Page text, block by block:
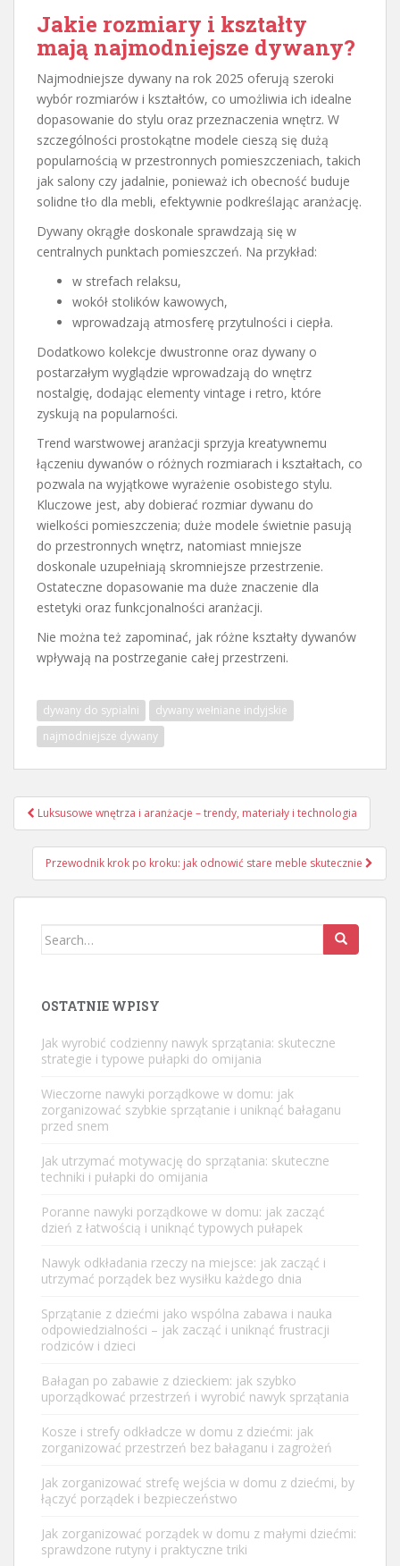
Jakie rozmiary i kształty
mają najmodniejsze dywany?
Najmodniejsze dywany na rok 2025 oferują szeroki
wybór rozmiarów i kształtów, co umożliwia ich idealne
dopasowanie do stylu oraz przeznaczenia wnętrz. W
szczególności prostokątne modele cieszą się dużą
popularnością w przestronnych pomieszczeniach, takich
jak salony czy jadalnie, ponieważ ich obecność buduje
solidne tło dla mebli, efektywnie podkreślając aranżację.
Dywany okrągłe doskonale sprawdzają się w
centralnych punktach pomieszczeń. Na przykład:
w strefach relaksu,
wokół stolików kawowych,
wprowadzają atmosferę przytulności i ciepła.
Dodatkowo kolekcje dwustronne oraz dywany o
postarzałym wyglądzie wprowadzają do wnętrz
nostalgię, dodając elementy vintage i retro, które
zyskują na popularności.
Trend warstwowej aranżacji sprzyja kreatywnemu
łączeniu dywanów o różnych rozmiarach i kształtach, co
pozwala na wyjątkowe wyrażenie osobistego stylu.
Kluczowe jest, aby dobierać rozmiar dywanu do
wielkości pomieszczenia; duże modele świetnie pasują
do przestronnych wnętrz, natomiast mniejsze
doskonale uzupełniają skromniejsze przestrzenie.
Ostateczne dopasowanie ma duże znaczenie dla
estetyki oraz funkcjonalności aranżacji.
Nie można też zapominać, jak różne kształty dywanów
wpływają na postrzeganie całej przestrzeni.
dywany do sypialni
dywany wełniane indyjskie
najmodniejsze dywany
Nawigacja
wpisu
Luksusowe wnętrza i aranżacje – trendy, materiały i technologia
Przewodnik krok po kroku: jak odnowić stare meble skutecznie
Search
OSTATNIE WPISY
Jak wyrobić codzienny nawyk sprzątania: skuteczne
strategie i typowe pułapki do omijania
Wieczorne nawyki porządkowe w domu: jak
zorganizować szybkie sprzątanie i uniknąć bałaganu
przed snem
Jak utrzymać motywację do sprzątania: skuteczne
techniki i pułapki do omijania
Poranne nawyki porządkowe w domu: jak zacząć
dzień z łatwością i uniknąć typowych pułapek
Nawyk odkładania rzeczy na miejsce: jak zacząć i
utrzymać porządek bez wysiłku każdego dnia
Sprzątanie z dziećmi jako wspólna zabawa i nauka
odpowiedzialności – jak zacząć i uniknąć frustracji
rodziców i dzieci
Bałagan po zabawie z dzieckiem: jak szybko
uporządkować przestrzeń i wyrobić nawyk sprzątania
Kosze i strefy odkładcze w domu z dziećmi: jak
zorganizować przestrzeń bez bałaganu i zagrożeń
Jak zorganizować strefę wejścia w domu z dziećmi, by
łączyć porządek i bezpieczeństwo
Jak zorganizować porządek w domu z małymi dziećmi:
sprawdzone rutyny i praktyczne triki